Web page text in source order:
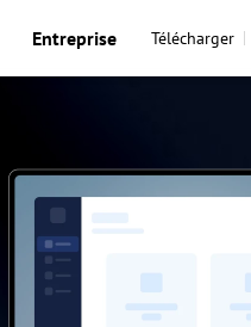
Entreprise Télécharger